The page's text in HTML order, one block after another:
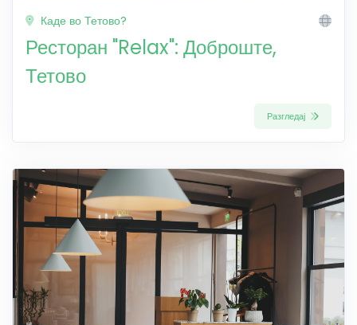
Каде во Тетово?
Ресторан "Relax": Доброште,
Тетово
Разгледај